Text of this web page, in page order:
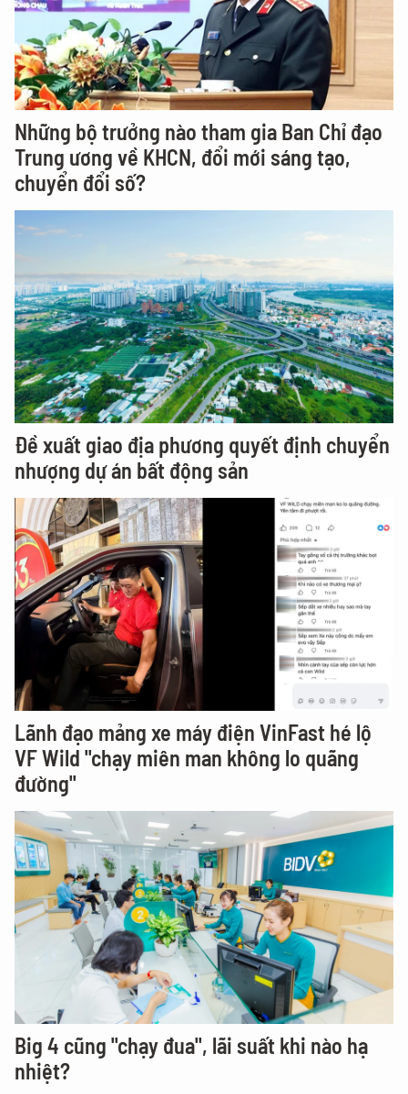
Những bộ trưởng nào tham gia Ban Chỉ đạo
Trung ương về KHCN, đổi mới sáng tạo,
chuyển đổi số?
Đề xuất giao địa phương quyết định chuyển
nhượng dự án bất động sản
Lãnh đạo mảng xe máy điện VinFast hé lộ
VF Wild "chạy miên man không lo quãng
đường"
Big 4 cũng "chạy đua", lãi suất khi nào hạ
nhiệt?